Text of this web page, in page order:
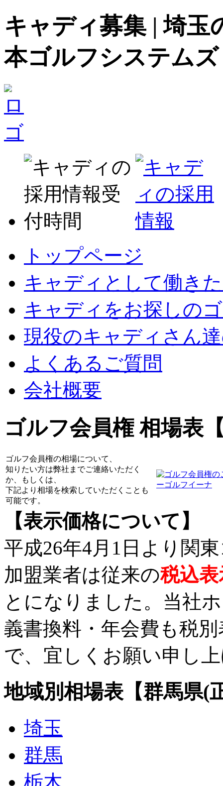
キャディ募集 | 埼玉
本ゴルフシステムズ
トップページ
キャディとして働き
キャディをお探しの
現役のキャディさん
よくあるご質問
会社概要
ゴルフ会員権 相場表
ゴルフ会員権の相場について、
知りたい方は弊社までご連絡いただく
か、もしくは、
下記より相場を検索していただくことも
可能です。
【表示価格について】
平成26年4月1日より関
加盟業者は従来の税込表
とになりました。当社
義書換料・年会費も税
で、宜しくお願い申し
地域別相場表【群馬県(
埼玉
群馬